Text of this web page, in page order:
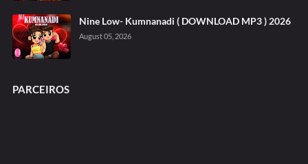
Nine Low- Kumnanadi ( DOWNLOAD MP3 ) 2026
August 05, 2026
PARCEIROS